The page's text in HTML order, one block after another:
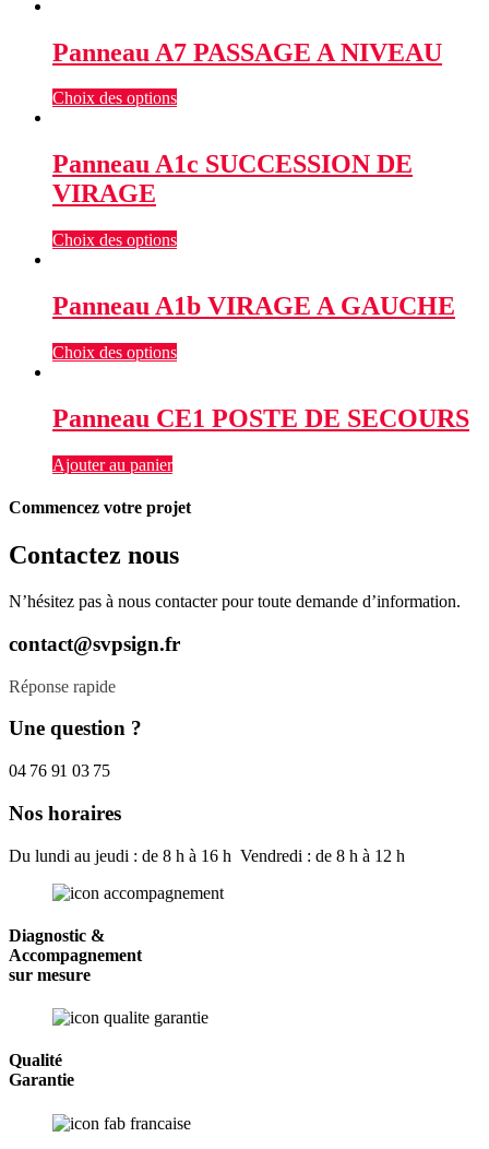
Panneau A7 PASSAGE A NIVEAU
Choix des options
Panneau A1c SUCCESSION DE
VIRAGE
Choix des options
Panneau A1b VIRAGE A GAUCHE
Choix des options
Panneau CE1 POSTE DE SECOURS
Ajouter au panier
Commencez votre projet
Contactez nous
N’hésitez pas à nous contacter pour toute demande d’information.
contact@svpsign.fr
Réponse rapide
Une question ?
04 76 91 03 75
Nos horaires
Du lundi au jeudi : de 8 h à 16 h Vendredi : de 8 h à 12 h
Diagnostic &
Accompagnement
sur mesure
Qualité
Garantie